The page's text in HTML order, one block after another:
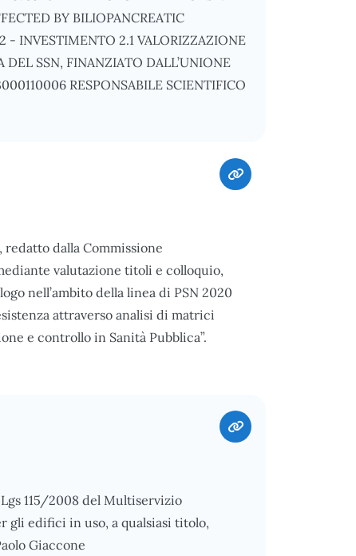
BY BILIOPANCREATIC
- INVESTIMENTO 2.1 VALORIZZAZIONE
SSN, FINANZIATO DALL’UNIONE
RESPONSABILE SCIENTIFICO
dalla Commissione
valutazione titoli e colloquio,
nell’ambito della linea di PSN 2020
attraverso analisi di matrici
e controllo in Sanità Pubblica”.
115/2008 del Multiservizio
gli edifici in uso, a qualsiasi titolo,
Giaccone